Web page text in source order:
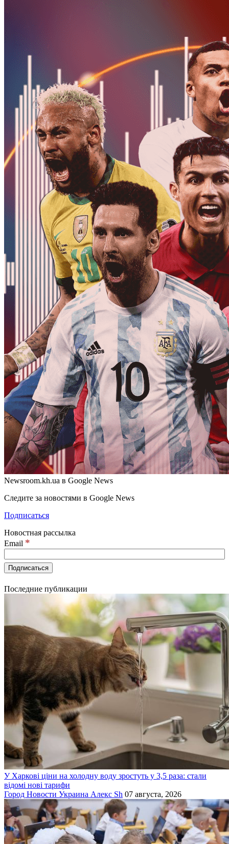
Newsroom.kh.ua в Google News
Следите за новостями в Google News
Подписаться
Новостная рассылка
Email *
Последние публикации
У Харкові ціни на холодну воду зростуть у 3,5 раза: стали
відомі нові тарифи
Город Новости Украина Алекс Sh 07 августа, 2026